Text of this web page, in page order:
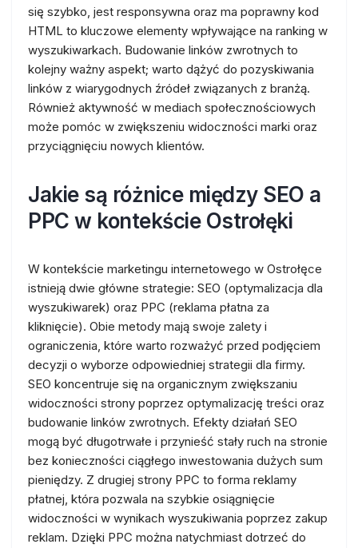
się szybko, jest responsywna oraz ma poprawny kod
HTML to kluczowe elementy wpływające na ranking w
wyszukiwarkach. Budowanie linków zwrotnych to
kolejny ważny aspekt; warto dążyć do pozyskiwania
linków z wiarygodnych źródeł związanych z branżą.
Również aktywność w mediach społecznościowych
może pomóc w zwiększeniu widoczności marki oraz
przyciągnięciu nowych klientów.
Jakie są różnice między SEO a
PPC w kontekście Ostrołęki
W kontekście marketingu internetowego w Ostrołęce
istnieją dwie główne strategie: SEO (optymalizacja dla
wyszukiwarek) oraz PPC (reklama płatna za
kliknięcie). Obie metody mają swoje zalety i
ograniczenia, które warto rozważyć przed podjęciem
decyzji o wyborze odpowiedniej strategii dla firmy.
SEO koncentruje się na organicznym zwiększaniu
widoczności strony poprzez optymalizację treści oraz
budowanie linków zwrotnych. Efekty działań SEO
mogą być długotrwałe i przynieść stały ruch na stronie
bez konieczności ciągłego inwestowania dużych sum
pieniędzy. Z drugiej strony PPC to forma reklamy
płatnej, która pozwala na szybkie osiągnięcie
widoczności w wynikach wyszukiwania poprzez zakup
reklam. Dzięki PPC można natychmiast dotrzeć do